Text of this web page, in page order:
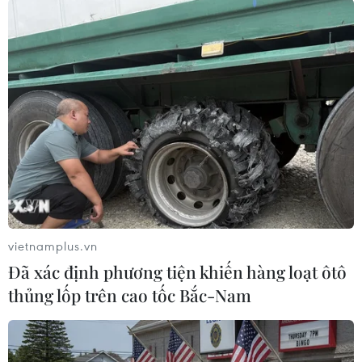
dân về từ Trung Quốc.
Mặt khác, huyện sẽ kiên quyết xử lý nghiêm các
công dân vi phạm gian dối và chậm khai báo y
tế khi từ vùng dịch về địa bàn, nhằm mang tính
răn đe và làm gương cho những người dân khác
trên địa bàn./.
(TTXVN/Vietnam+)
vietnamplus.vn
Đã xác định phương tiện khiến hàng loạt ôtô
thủng lốp trên cao tốc Bắc-Nam